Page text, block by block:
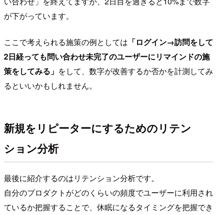
が下がっています。
ここで考えられる施策の例としては 「ログイン→訪問をして
2日経っても問い合わせ未完了のユーザーにリマインドの施
策をしてみる」 をして、数字が改善するか否かを計測してみ
るといいかもしれません。
新規をリピーターにするためのリテン
ション分析
最後に紹介するのはリテンション分析です。
自分のプロダクトがどのくらいの頻度でユーザーに利用され
ているか把握することで、休眠になるタイミングを把握でき